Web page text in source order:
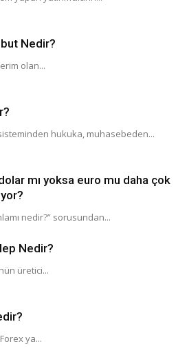
Nedir?
olan...
sisteminden hukuka, muhasebeden...
mı yoksa euro mu daha çok
nedir?” sorusundan...
Nedir?
üretici...
ya...